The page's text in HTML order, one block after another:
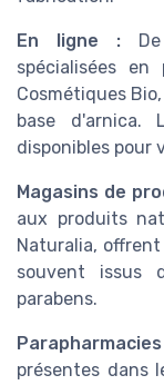
En ligne : De
spécialisées
Cosmétiques
base d'arnica.
disponibles pour
Magasins de
aux produits
Naturalia,
souvent issus
parabens.
présentes dans